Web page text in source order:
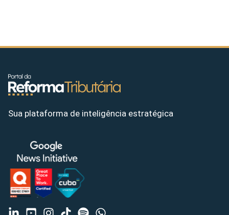
Sua plataforma de inteligência estratégica